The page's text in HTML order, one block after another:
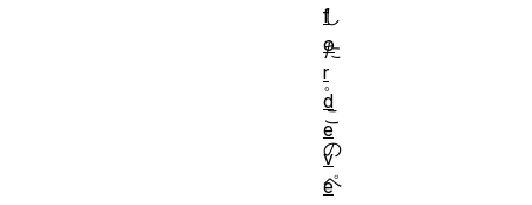
し
た
。
こ
の
ペ
f
o
r
d
e
v
e